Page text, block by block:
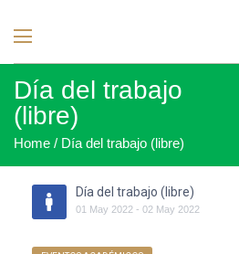
Día del trabajo
(libre)
Home / Día del trabajo (libre)
Día del trabajo (libre)
01 May 2022 - 02 May 2022